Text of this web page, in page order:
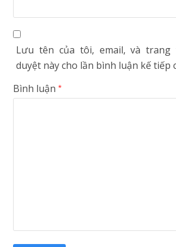
Lưu tên của tôi, email, và
duyệt này cho lần bình luận kế tiếp
Bình luận*